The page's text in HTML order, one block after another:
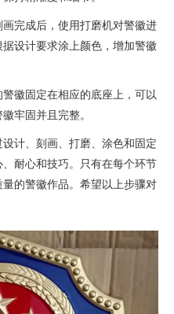
完成后，使用打磨机对警徽进
设计要求涂上颜色，增加警徽
徽固定在相应的底座上，可以
牢固并且完整。
计、刻画、打磨、涂色和固定
耐心和技巧。只有在每个环节
的警徽作品。希望以上步骤对